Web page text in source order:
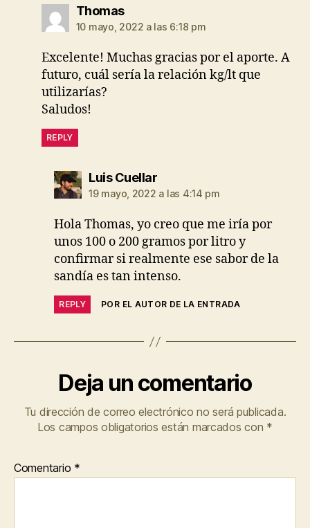
Thomasdice:
10 mayo, 2022 a las 6:18 pm
Excelente! Muchas gracias por el aporte. A
futuro, cuál sería la relación kg/lt que
utilizarías?
Saludos!
REPLY
Luis Cuellardice:
19 mayo, 2022 a las 4:14 pm
Hola Thomas, yo creo que me iría por
unos 100 o 200 gramos por litro y
confirmar si realmente ese sabor de la
sandía es tan intenso.
REPLY POR EL AUTOR DE LA ENTRADA
Deja un comentario
Tu dirección de correo electrónico no será publicada.
Los campos obligatorios están marcados con *
Comentario *